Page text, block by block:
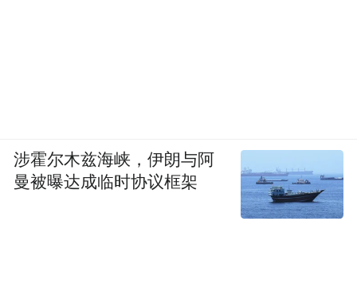
涉霍尔木兹海峡，伊朗与阿
曼被曝达成临时协议框架